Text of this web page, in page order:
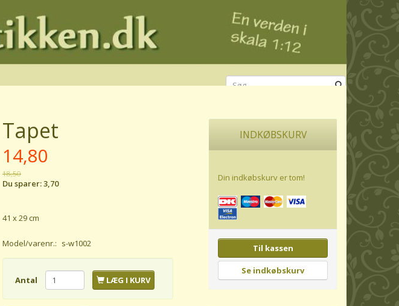
Tapet
14,80
18,50
Du sparer:3,70
41 x 29 cm
Model/varenr.: s-w1002
Antal LÆG I KURV
INDKØBSKURV
Din indkøbskurv er tom!
Til kassen
Se indkøbskurv